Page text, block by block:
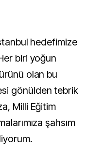
hedefimize
biri yoğun
olan bu
gönülden tebrik
Milli Eğitim
şahsım